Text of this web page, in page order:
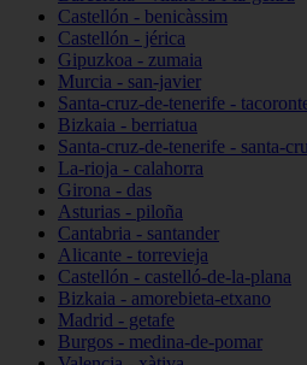
Castellón - benicàssim
Castellón - jérica
Gipuzkoa - zumaia
Murcia - san-javier
Santa-cruz-de-tenerife -
Bizkaia - berriatua
Santa-cruz-de-tenerife - santa-
La-rioja - calahorra
Girona - das
Asturias - piloña
Cantabria - santander
Alicante - torrevieja
Castellón - castelló-de-la-plana
Bizkaia - amorebieta-etxano
Madrid - getafe
Burgos - medina-de-pomar